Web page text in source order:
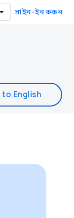
সাইন-ইন করুন